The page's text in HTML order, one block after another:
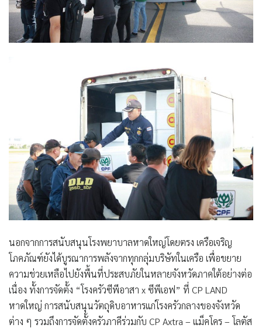
นอกจากการสนับสนุนโรงพยาบาลหาดใหญ่โดยตรง เครือเจริญ
โภคภัณฑ์ยังได้บูรณาการพลังจากทุกกลุ่มบริษัทในเครือ เพื่อขยาย
ความช่วยเหลือไปยังพื้นที่ประสบภัยในหลายจังหวัดภาคใต้อย่างต่อ
เนื่อง ทั้งการจัดตั้ง “โรงครัวซีพีอาสา x ซีพีเอฟ” ที่ CP LAND
หาดใหญ่ การสนับสนุนวัตถุดิบอาหารแก่โรงครัวกลางของจังหวัด
ต่าง ๆ รวมถึงการจัดตั้งครัวภาคีร่วมกับ CP Axtra – แม็คโคร – โลตัส